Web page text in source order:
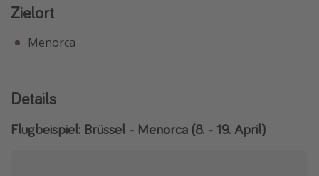
Zielort
Menorca
Details
Flugbeispiel: Brüssel - Menorca (8. - 19. April)